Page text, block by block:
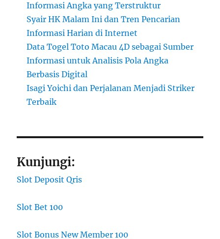
Informasi Angka yang Terstruktur
Syair HK Malam Ini dan Tren Pencarian
Informasi Harian di Internet
Data Togel Toto Macau 4D sebagai Sumber
Informasi untuk Analisis Pola Angka
Berbasis Digital
Isagi Yoichi dan Perjalanan Menjadi Striker
Terbaik
Kunjungi:
Slot Deposit Qris
Slot Bet 100
Slot Bonus New Member 100